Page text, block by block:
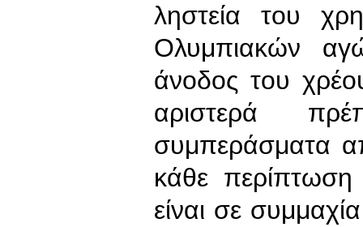
ληστεία του
Ολυμπιακών
άνοδος του
αριστερά
συμπεράσματα
κάθε
είναι σε